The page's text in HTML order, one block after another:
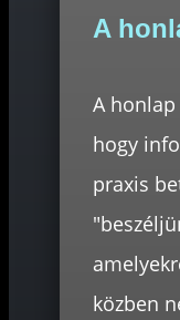
A
A
hogy
praxis
közben